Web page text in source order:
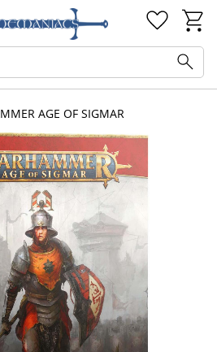
AGE OF SIGMAR